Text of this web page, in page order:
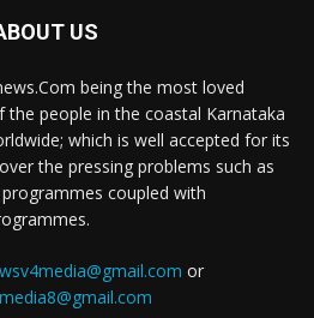
US
being the most loved
the people in the coastal Karnataka
which is well accepted for its
the pressing problems such as
coupled with
or